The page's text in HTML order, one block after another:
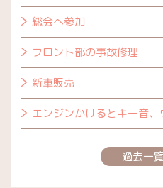
総会へ参加
フロント部の事故修理
新車販売
エンジンかけるとキー音
過去一